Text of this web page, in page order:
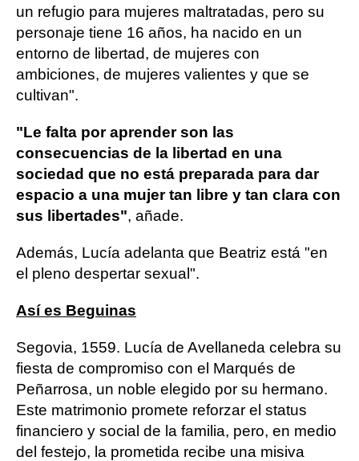
un refugio para mujeres maltratadas, pero su
personaje tiene 16 años, ha nacido en un
entorno de libertad, de mujeres con
ambiciones, de mujeres valientes y que se
cultivan".
"Le falta por aprender son las
consecuencias de la libertad en una
sociedad que no está preparada para dar
espacio a una mujer tan libre y tan clara con
sus libertades", añade.
Además, Lucía adelanta que Beatriz está "en
el pleno despertar sexual".
Así es Beguinas
Segovia, 1559. Lucía de Avellaneda celebra su
fiesta de compromiso con el Marqués de
Peñarrosa, un noble elegido por su hermano.
Este matrimonio promete reforzar el status
financiero y social de la familia, pero, en medio
del festejo, la prometida recibe una misiva